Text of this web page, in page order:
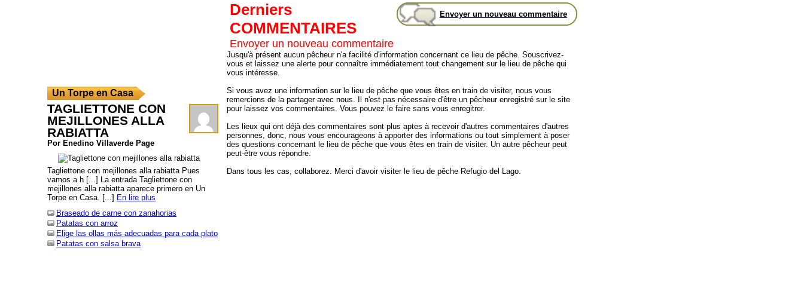
Un Torpe en Casa
TAGLIETTONE CON
MEJILLONES ALLA
RABIATTA
Por Enedino Villaverde Page
Tagliettone con mejillones alla rabiatta Pues
vamos a h [...] La entrada Tagliettone con
mejillones alla rabiatta aparece primero en Un
Torpe en Casa. [...] En lire plus
Braseado de carne con zanahorias
Patatas con arroz
Elige las ollas más adecuadas para cada plato
Patatas con salsa brava
Envoyer un nouveau commentaire
Derniers
COMMENTAIRES
Envoyer un nouveau commentaire
Jusqu'à présent aucun pêcheur n'a facilité d'information concernant ce lieu de pêche. Souscrivez-
vous et laissez une alerte pour connaître immédiatement tout changement sur le lieu de pêche qui
vous intéresse.
Si vous avez une information sur le lieu de pêche que vous êtes en train de visiter, nous vous
remercions de la partager avec nous. Il n'est pas nécessaire d'être un pêcheur enregistré sur le site
pour laissez vos commentaires. Vous pouvez le faire sans vous enregitrer.
Les lieux qui ont déjà des commentaires sont plus aptes à recevoir d'autres commentaires d'autres
personnes, donc, nous vous encourageons à apporter des informations ou tout simplement à poser
des questions concernant le lieu de pêche que vous êtes en train de visiter. Un autre pêcheur peut
peut-être vous répondre.
Dans tous les cas, collaborez. Merci d'avoir visiter le lieu de pêche Refugio del Lago.